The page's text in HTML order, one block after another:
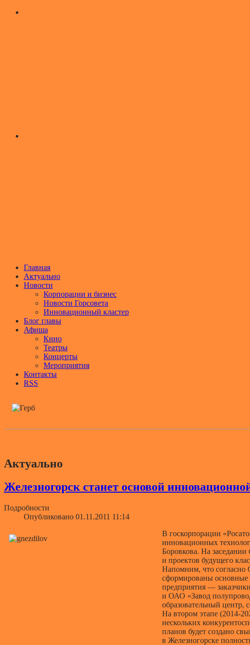
Главная
Актуально
Новости
Корпорации и бизнес
Новости Горсовета
Инновационный кластер
Блог главы
Афиша
Кино
Театры
Концерты
Мероприятия
Контакты
RSS
Актуально
Железногорск станет основой
Подробности
Опубликовано 01.11.2011 11:14
В госкорпорации
инновационных
Боровкова. На заседании
и проектов будущего
Напомним, что согласно
сформированы основные
предприятия —
и ОАО «Завод
образовательный центр,
На втором этапе (2014-
нескольких
планов будет создано
в Железногорске